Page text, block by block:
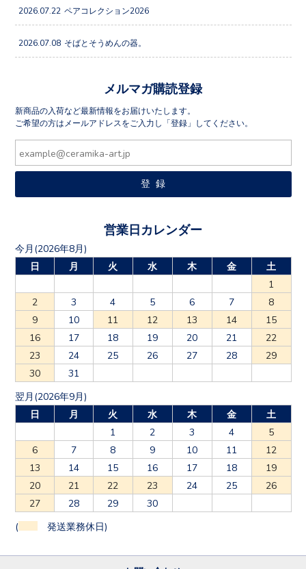
メルマガ購読登録
ご希望の方はメールアドレスをご入力し「登録」してください。
営業日カレンダー
今月(2026年8月)
日
月 火 水 木 金
土
1
2
3 4 5 6 7
8
9
10 11 12 13 14
15
16
17 18 19 20 21
22
23
24 25 26 27 28
29
30
31
翌月(2026年9月)
日
月 火 水 木 金
土
1
2 3 4
5
6
7 8 9 10 11
12
13
14 15 16 17 18
19
20
21 22 23 24 25
26
27
28 29 30
発送業務休日)
お問い合わせ